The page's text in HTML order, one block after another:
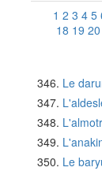
1 2 3 4 5
18 19 20
Le
Le